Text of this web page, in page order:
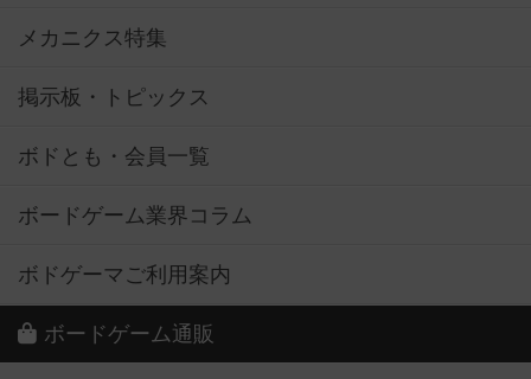
メカニクス特集
掲示板・トピックス
ボドとも・会員一覧
ボードゲーム業界コラム
ボドゲーマご利用案内
ボードゲーム通販